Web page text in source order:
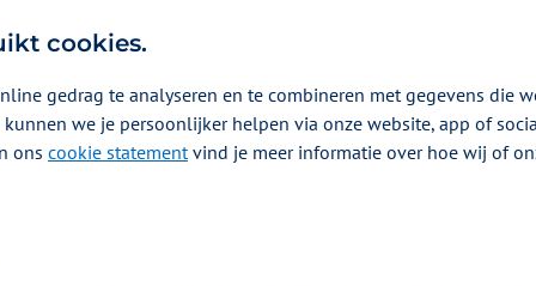
na een
cookies.
gedrag te analyseren en te combineren met gegevens die
we je persoonlijker helpen via onze website, app of
ons cookie statementvind je meer informatie over hoe wij of